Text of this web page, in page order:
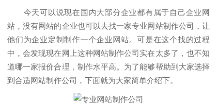
今天可以说现在国内大部分企业都有属于自己企业网
站，没有网站的企业也可以去找一家专业网站制作公司，让
他们为企业定制制作一个企业网站。可是在这个找的过程
中，会发现现在网上这种网站制作公司实在太多了，也不知
道哪一家报价合理，制作水平高。为了能够帮助到大家选择
到合适网站制作公司，下面就为大家简单介绍下。